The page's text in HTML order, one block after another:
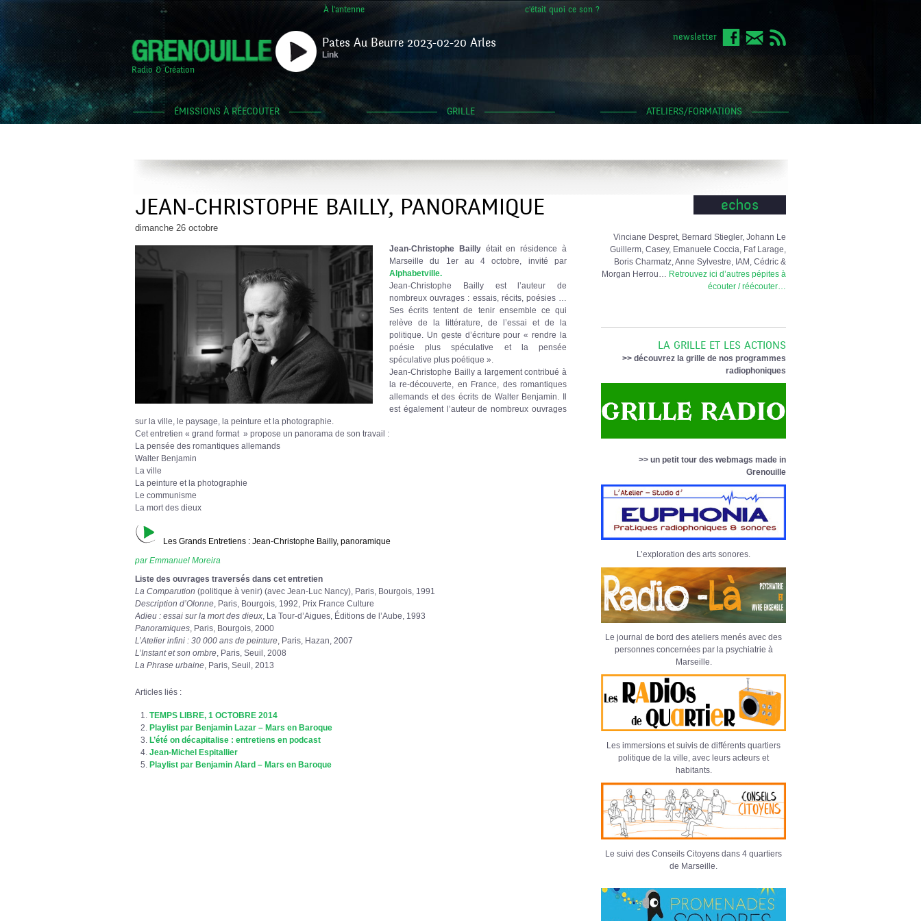
À l'antenne c'était quoi ce son ?
Radio & Création
Pates Au Beurre 2023-02-20 Arles
Link
newsletter
ÉMISSIONS À RÉECOUTER GRILLE ATELIERS/FORMATIONS
JEAN-CHRISTOPHE BAILLY, PANORAMIQUE
dimanche 26 octobre
Jean-Christophe Baillyétait en résidence à
Marseille du 1er au 4 octobre, invité par
Alphabetville.
Jean-Christophe Bailly est l’auteur de
nombreux ouvrages : essais, récits, poésies …
Ses écrits tentent de tenir ensemble ce qui
relève de la littérature, de l’essai et de la
politique. Un geste d’écriture pour « rendre la
poésie plus spéculative et la pensée
spéculative plus poétique ».
Jean-Christophe Bailly a largement contribué à
la re-découverte, en France, des romantiques
allemands et des écrits de Walter Benjamin. Il
est également l’auteur de nombreux ouvrages
sur la ville, le paysage, la peinture et la photographie.
Cet entretien « grand format » propose un panorama de son travail :
La pensée des romantiques allemands
Walter Benjamin
La ville
La peinture et la photographie
Le communisme
La mort des dieux
Les Grands Entretiens : Jean-Christophe Bailly, panoramique
par Emmanuel Moreira
Liste des ouvrages traversés dans cet entretien
La Comparution (politique à venir) (avec Jean-Luc Nancy), Paris, Bourgois, 1991
Description d’Olonne , Paris, Bourgois, 1992, Prix France Culture
Adieu : essai sur la mort des dieux , La Tour-d’Aigues, Éditions de l’Aube, 1993
Panoramiques , Paris, Bourgois, 2000
L’Atelier infini : 30 000 ans de peinture , Paris, Hazan, 2007
L’Instant et son ombre , Paris, Seuil, 2008
La Phrase urbaine , Paris, Seuil, 2013
Articles liés :
TEMPS LIBRE, 1 OCTOBRE 2014
Playlist par Benjamin Lazar – Mars en Baroque
L’été on décapitalise : entretiens en podcast
Jean-Michel Espitallier
Playlist par Benjamin Alard – Mars en Baroque
echos
Vinciane Despret, Bernard Stiegler, Johann Le
Guillerm, Casey, Emanuele Coccia, Faf Larage,
Boris Charmatz, Anne Sylvestre, IAM, Cédric &
Morgan Herrou… Retrouvez ici d’autres pépites à
écouter / réécouter…
LA GRILLE ET LES ACTIONS
>> découvrez la grille de nos programmes
radiophoniques
>> un petit tour des webmags made in
Grenouille
L’exploration des arts sonores.
Le journal de bord des ateliers menés avec des
personnes concernées par la psychiatrie à
Marseille.
Les immersions et suivis de différents quartiers
politique de la ville, avec leurs acteurs et
habitants.
Le suivi des Conseils Citoyens dans 4 quartiers
de Marseille.